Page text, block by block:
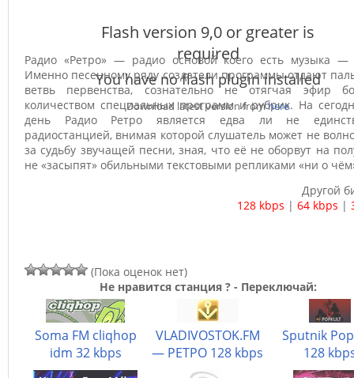
Flash version 9,0 or greater is
required
You have no flash plugin installed
Download latest version fromhere
Радио «Ретро» — радио основой коего есть музыка —
Именно песенному ряду создатели программы отдают
ветвь первенства, сознательно не отягчая эфир
количеством специальных программ и рубрик. На
день Радио Ретро является едва ли не
радиостанцией, внимая которой слушатель может не
за судьбу звучащей песни, зная, что её не оборвут на
не «засыпят» обильными текстовыми репликами «ни о
Другой
128 kbps | 64 kbps |
(Пока оценок нет)
Не нравится станция ? - Переключай:
Soma FM cliqhop
idm 32 kbps
VLADIVOSTOK.FM
— PETPO 128 kbps
Sputnik
128